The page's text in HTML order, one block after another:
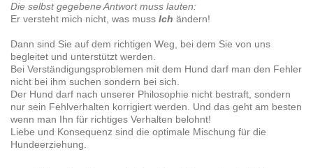
Die selbst gegebene Antwort muss lauten:
Er versteht mich nicht, was muss Ich ändern!
Dann sind Sie auf dem richtigen Weg, bei dem Sie von uns
begleitet und unterstützt werden.
Bei Verständigungsproblemen mit dem Hund darf man den Fehler
nicht bei ihm suchen sondern bei sich.
Der Hund darf nach unserer Philosophie nicht bestraft, sondern
nur sein Fehlverhalten korrigiert werden. Und das geht am besten
wenn man Ihn für richtiges Verhalten belohnt!
Liebe und Konsequenz sind die optimale Mischung für die
Hundeerziehung.